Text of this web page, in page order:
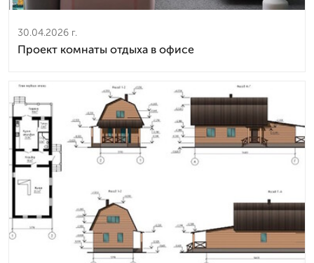
30.04.2026 г.
Проект комнаты отдыха в офисе